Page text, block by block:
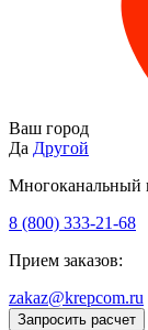
Ваш город
Да Другой
Многоканальный
8 (800) 333‑21-68
Прием заказов:
zakaz@krepcom.ru
Запросить расчет